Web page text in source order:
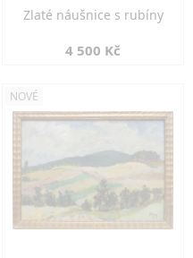
Zlaté náušnice s rubíny
4 500 Kč
NOVÉ